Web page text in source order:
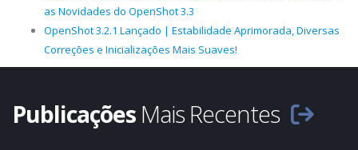
as Novidades do OpenShot 3.3
OpenShot 3.2.1 Lançado | Estabilidade Aprimorada, Diversas
Correções e Inicializações Mais Suaves!
Publicações Mais Recentes